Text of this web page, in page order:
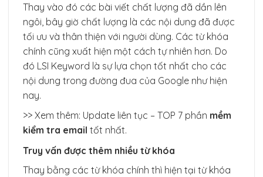
Thay vào đó các bài viết chất lượng đã dần lên
ngôi, bây giờ chất lượng là các nội dung đã được
tối ưu và thân thiện với người dùng. Các từ khóa
chính cũng xuất hiện một cách tự nhiên hơn. Do
đó LSI Keyword là sự lựa chọn tốt nhất cho các
nội dung trong đường đua của Google như hiện
nay.
>> Xem thêm: Update liên tục – TOP 7 phần mềm
kiểm tra email tốt nhất.
Truy vấn được thêm nhiều từ khóa
Thay bằng các từ khóa chính thì hiện tại từ khóa